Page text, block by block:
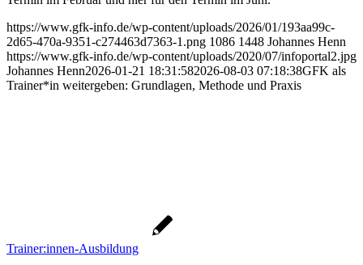
https://www.gfk-info.de/wp-content/uploads/2026/01/193aa99c-
2d65-470a-9351-c274463d7363-1.png 1086 1448 Johannes Henn
https://www.gfk-info.de/wp-content/uploads/2020/07/infoportal2.jpg
Johannes Henn2026-01-21 18:31:582026-08-03 07:18:38GFK als
Trainer*in weitergeben: Grundlagen, Methode und Praxis
Trainer:innen-Ausbildung